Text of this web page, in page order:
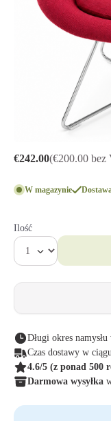
€242.00(€200.00 bez
W magazynie
Ilość
Długi okres
Czas dostawy w
4.6/5 (z ponad 500
Darmowa wysyłka